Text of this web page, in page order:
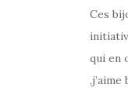
Ces
qui en